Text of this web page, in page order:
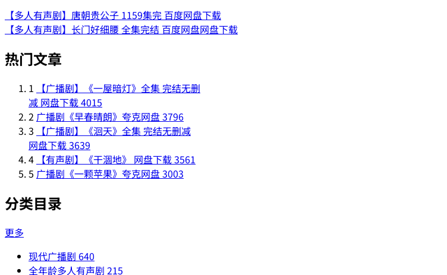
【多人有声剧】唐朝贵公子 1159集完 百度网盘下载
【多人有声剧】长门好细腰 全集完结 百度网盘网盘下载
热门文章
1
【广播剧】《一屋暗灯》全集 完结无删
减 网盘下载4015
2 广播剧《早春晴朗》夸克网盘3796
3
【广播剧】《洄天》全集 完结无删减
网盘下载3639
4 【有声剧】《干涸地》 网盘下载3561
5 广播剧《一颗苹果》夸克网盘3003
分类目录
更多
现代广播剧 640
全年龄多人有声剧 215